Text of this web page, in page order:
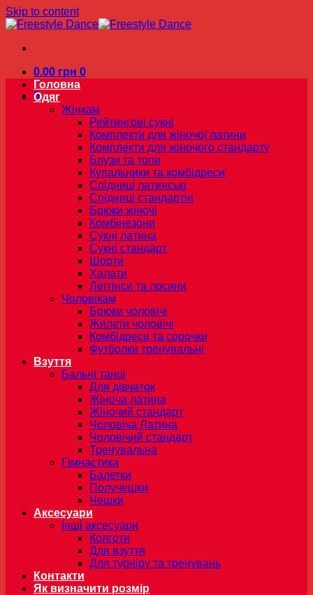
Skip to content
0.00 грн 0
0
Головна
Одяг
Жінкам
Рейтингові сукні
Комплекти для жіночої латини
Комплекти для жіночого стандарту
Блузи та топи
Купальники та комбідреси
Спідниці латинські
Спідниці стандартні
Брюки жіночі
Комбінезони
Сукні латина
Сукні стандарт
Шорти
Халати
Леггінси та лосини
Чоловікам
Брюки чоловічі
Жилети чоловічі
Комбідреси та сорочки
Футболки тренувальні
Взуття
Бальні танці
Для дівчаток
Жіноча латина
Жіночий стандарт
Чоловіча Латина
Чоловічий стандарт
Тренувальна
Гімнастика
Балетки
Получешки
Чешки
Аксесуари
Інші аксесуари
Колготи
Для взуття
Для турніру та тренувань
Контакти
Як визначити розмір